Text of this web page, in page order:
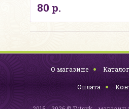
80 р.
О магазине Каталог
Оплата